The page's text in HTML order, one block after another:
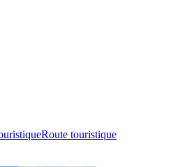
Route touristique